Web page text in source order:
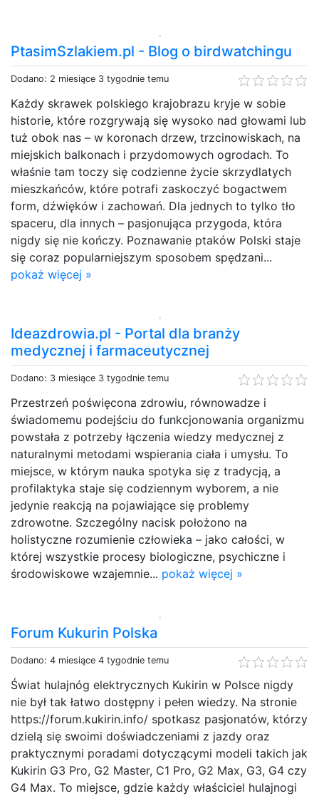
PtasimSzlakiem.pl - Blog o birdwatchingu
Dodano: 2 miesiące 3 tygodnie temu
Każdy skrawek polskiego krajobrazu kryje w sobie
historie, które rozgrywają się wysoko nad głowami lub
tuż obok nas – w koronach drzew, trzcinowiskach, na
miejskich balkonach i przydomowych ogrodach. To
właśnie tam toczy się codzienne życie skrzydlatych
mieszkańców, które potrafi zaskoczyć bogactwem
form, dźwięków i zachowań. Dla jednych to tylko tło
spaceru, dla innych – pasjonująca przygoda, która
nigdy się nie kończy. Poznawanie ptaków Polski staje
się coraz popularniejszym sposobem spędzani...
pokaż więcej »
Ideazdrowia.pl - Portal dla branży
medycznej i farmaceutycznej
Dodano: 3 miesiące 3 tygodnie temu
Przestrzeń poświęcona zdrowiu, równowadze i
świadomemu podejściu do funkcjonowania organizmu
powstała z potrzeby łączenia wiedzy medycznej z
naturalnymi metodami wspierania ciała i umysłu. To
miejsce, w którym nauka spotyka się z tradycją, a
profilaktyka staje się codziennym wyborem, a nie
jedynie reakcją na pojawiające się problemy
zdrowotne. Szczególny nacisk położono na
holistyczne rozumienie człowieka – jako całości, w
której wszystkie procesy biologiczne, psychiczne i
środowiskowe wzajemnie... pokaż więcej »
Forum Kukurin Polska
Dodano: 4 miesiące 4 tygodnie temu
Świat hulajnóg elektrycznych Kukirin w Polsce nigdy
nie był tak łatwo dostępny i pełen wiedzy. Na stronie
https://forum.kukirin.info/ spotkasz pasjonatów, którzy
dzielą się swoimi doświadczeniami z jazdy oraz
praktycznymi poradami dotyczącymi modeli takich jak
Kukirin G3 Pro, G2 Master, C1 Pro, G2 Max, G3, G4 czy
G4 Max. To miejsce, gdzie każdy właściciel hulajnogi